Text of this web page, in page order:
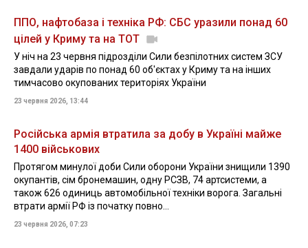
ППО, нафтобаза і техніка РФ: СБС уразили понад 60
цілей у Криму та на ТОТ
У ніч на 23 червня підрозділи Сили безпілотних систем ЗСУ
завдали ударів по понад 60 об'єктах у Криму та на інших
тимчасово окупованих територіях України
23 червня 2026, 13:44
Російська армія втратила за добу в Україні майже
1400 військових
Протягом минулої доби Сили оборони України знищили 1390
окупантів, сім бронемашин, одну РСЗВ, 74 артсистеми, а
також 626 одиниць автомобільної техніки ворога. Загальні
втрати армії РФ із початку повно...
23 червня 2026, 07:23